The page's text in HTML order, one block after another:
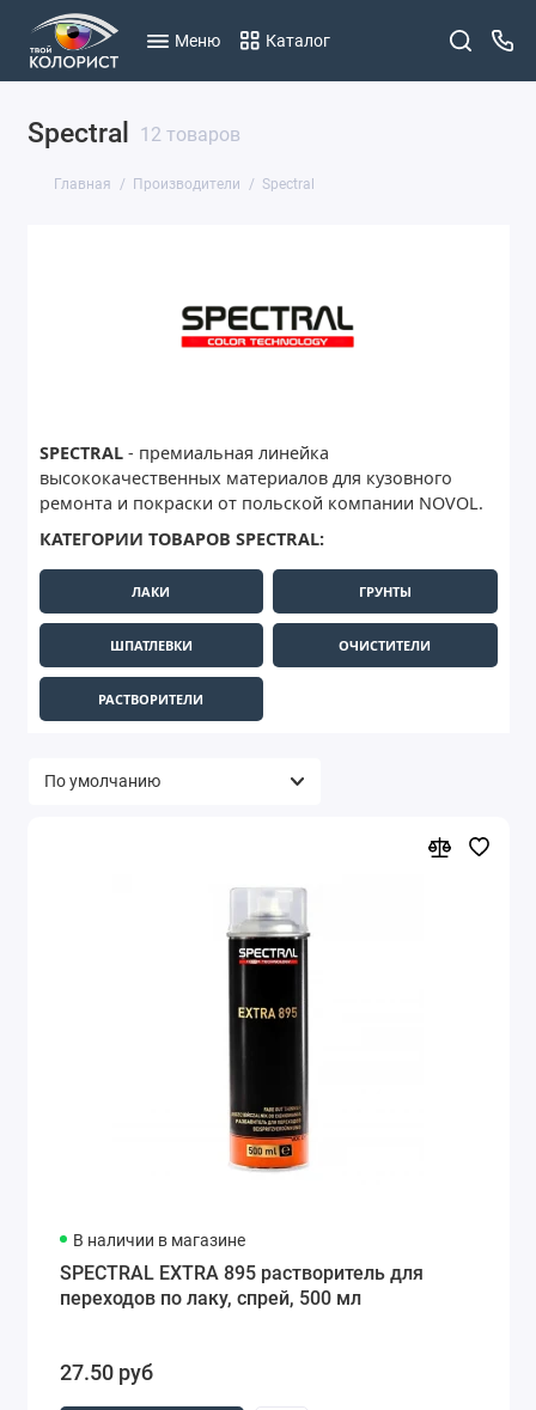
Меню Каталог
Spectral 12 товаров
Главная Производители Spectral
SPECTRAL- премиальная линейка
высококачественных материалов для кузовного
ремонта и покраски от польской компании NOVOL.
КАТЕГОРИИ ТОВАРОВ SPECTRAL:
ЛАКИ ГРУНТЫ
ШПАТЛЕВКИ ОЧИСТИТЕЛИ
РАСТВОРИТЕЛИ
В наличии в магазине
SPECTRAL EXTRA 895 растворитель для
переходов по лаку, спрей, 500 мл
27.50 руб